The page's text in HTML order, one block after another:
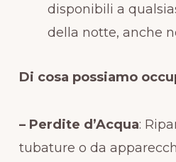
disponibili a
della notte, anche
Di cosa possiamo
– Perdite d’Acqua:
tubature o da